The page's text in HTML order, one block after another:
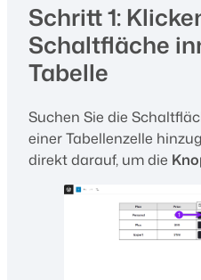
Schritt 1:
Schaltfläche
Tabelle
Suchen Sie die
einer Tabellenzelle
direkt darauf, um die